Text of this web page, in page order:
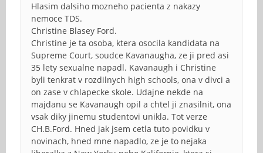
Hlasim dalsiho mozneho pacienta z nakazy
nemoce TDS.
Christine Blasey Ford.
Christine je ta osoba, ktera osocila kandidata na
Supreme Court, soudce Kavanaugha, ze ji pred asi
35 lety sexualne napadl. Kavanaugh i Christine
byli tenkrat v rozdilnych high schools, ona v divci a
on zase v chlapecke skole. Udajne nekde na
majdanu se Kavanaugh opil a chtel ji znasilnit, ona
vsak diky jinemu studentovi unikla. Tot verze
CH.B.Ford. Hned jak jsem cetla tuto povidku v
novinach, hned mne napadlo, ze je to nejaka